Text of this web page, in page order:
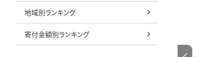
地域別ランキング
寄付金額別ランキング